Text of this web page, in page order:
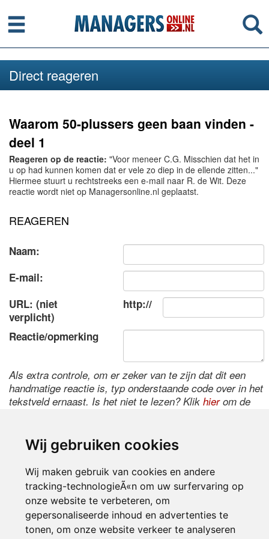
Wij gebruiken cookies
Wij maken gebruik van cookies en andere
tracking-technologieÃ«n om uw surfervaring op
onze website te verbeteren, om
gepersonaliseerde inhoud en advertenties te
tonen, om onze website verkeer te analyseren
Menu
Direct reageren
Waarom 50-plussers geen baan vinden -
deel 1
Reageren op de reactie: "Voor meneer C.G. Misschien dat het in
u op had kunnen komen dat er vele zo diep in de ellende zitten..."
Hiermee stuurt u rechtstreeks een e-mail naar R. de Wit. Deze
reactie wordt niet op Managersonline.nl geplaatst.
REAGEREN
Naam:
E-mail:
URL: (niet
verplicht)
http://
Reactie/opmerking
Als extra controle, om er zeker van te zijn dat dit een
handmatige reactie is, typ onderstaande code over in het
tekstveld ernaast. Is het niet te lezen? Klik hierom de